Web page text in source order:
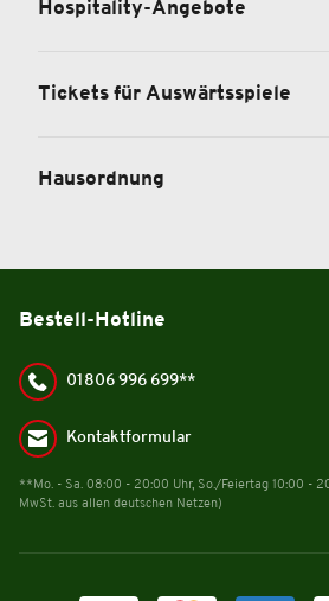
Hospitality-Angebote
Tickets für Auswärtsspiele
Hausordnung
Bestell-Hotline
01806 996 699**
Kontaktformular
**Mo. - Sa. 08:00 - 20:00 Uhr, So./Feiertag 10:00 -
MwSt. aus allen deutschen Netzen)